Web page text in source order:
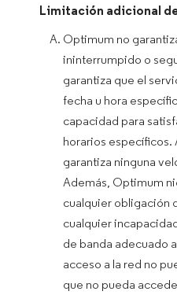
Limitación adicional
Optimum no
ininterrumpido o
garantiza que el
fecha u hora
capacidad para
horarios específicos.
garantiza ninguna
Además, Optimum
cualquier obligación
cualquier
de banda adecuado
acceso a la red no
que no pueda